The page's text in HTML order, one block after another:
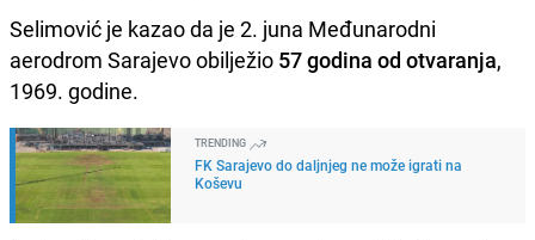
Selimović je kazao da je 2. juna Međunarodni
aerodrom Sarajevo obilježio 57 godina od otvaranja,
1969. godine.
TRENDING
FK Sarajevo do daljnjeg ne može igrati na
Koševu